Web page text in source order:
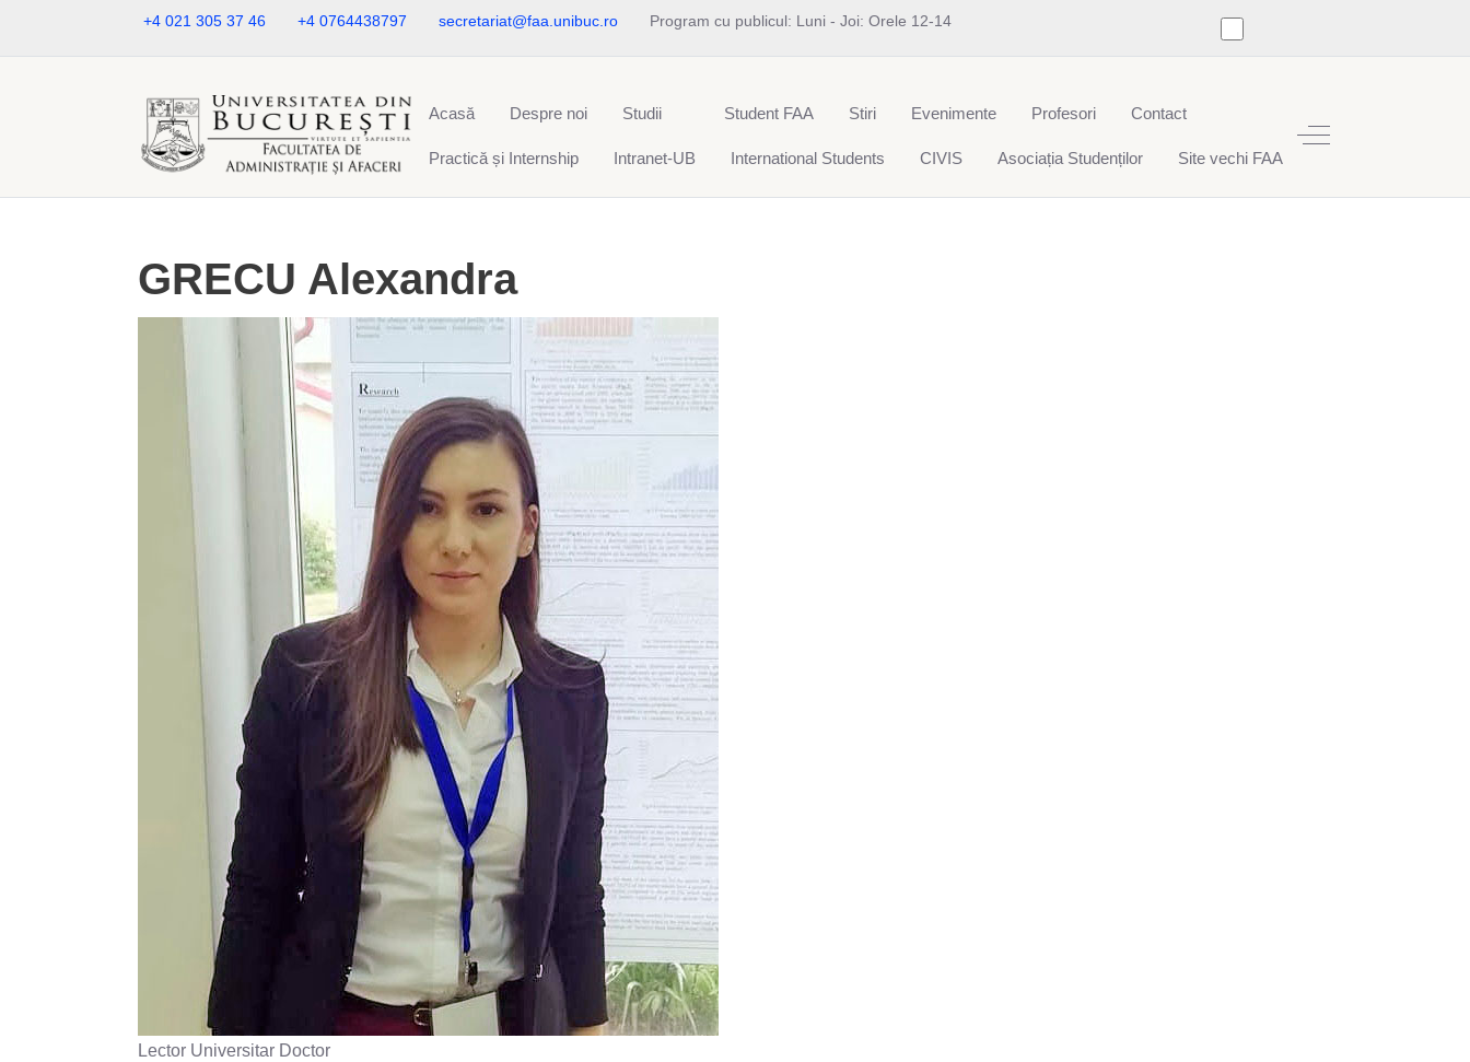
+4 021 305 37 46 +4 0764438797 secretariat@faa.unibuc.ro Program cu publicul: Luni - Joi: Orele 12-14
Acasă Despre noi Studii Student FAA Stiri Evenimente Profesori Contact
Practică și Internship Intranet-UB International Students CIVIS Asociația Studenților Site vechi FAA
Off-Canvas Toggle
GRECU Alexandra
Lector Universitar Doctor